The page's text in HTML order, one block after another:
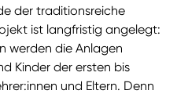
der traditionsreiche
ist langfristig angelegt:
werden die Anlagen
Kinder der ersten bis
und Eltern. Denn